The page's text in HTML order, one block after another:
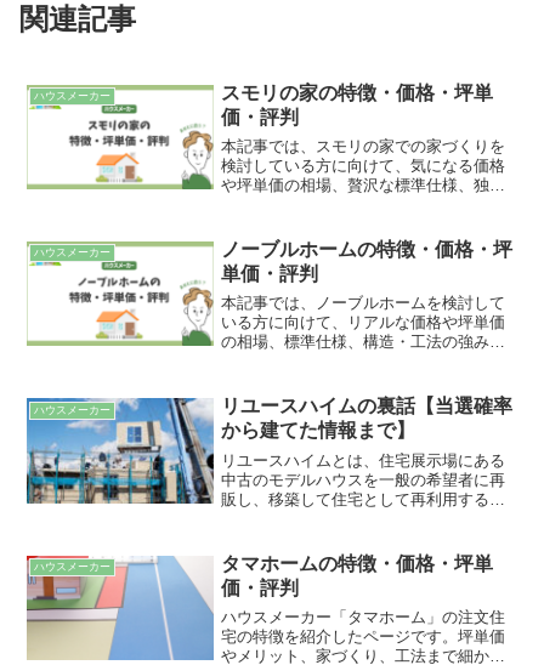
関連記事
ハウスメーカー
スモリの家の特徴・価格・坪単
価・評判
本記事では、スモリの家での家づくりを
検討している方に向けて、気になる価格
や坪単価の相場、贅沢な標準仕様、独自
的に解説します。
ハウスメーカー
ノーブルホームの特徴・価格・坪
単価・評判
本記事では、ノーブルホームを検討して
いる方に向けて、リアルな価格や坪単価
の相場、標準仕様、構造・工法の強み、
ハウスメーカー
リユースハイムの裏話【当選確率
から建てた情報まで】
リユースハイムとは、住宅展示場にある
中古のモデルハウスを一般の希望者に再
販し、移築して住宅として再利用するセ
りますが、どちらの構造体においても工
場でユニット（部材の集合体）まで生産
し、現場ではユニットを組み立てるだけ
のユニット工法を採用していることが特
徴です。
ハウスメーカー
タマホームの特徴・価格・坪単
価・評判
ハウスメーカー「タマホーム」の注文住
宅の特徴を紹介したページです。坪単価
やメリット、家づくり、工法まで細かく